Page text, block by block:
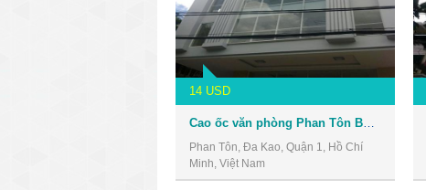
14 USD
Phan Tôn, Đa Kao, Quận 1, Hồ Chí
Minh, Việt Nam